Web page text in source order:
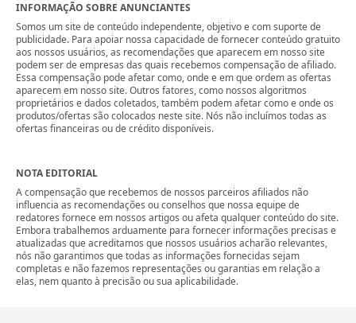
INFORMAÇÃO SOBRE ANUNCIANTES
Somos um site de conteúdo independente, objetivo e com suporte de
publicidade. Para apoiar nossa capacidade de fornecer conteúdo gratuito
aos nossos usuários, as recomendações que aparecem em nosso site
podem ser de empresas das quais recebemos compensação de afiliado.
Essa compensação pode afetar como, onde e em que ordem as ofertas
aparecem em nosso site. Outros fatores, como nossos algoritmos
proprietários e dados coletados, também podem afetar como e onde os
produtos/ofertas são colocados neste site. Nós não incluímos todas as
ofertas financeiras ou de crédito disponíveis.
NOTA EDITORIAL
A compensação que recebemos de nossos parceiros afiliados não
influencia as recomendações ou conselhos que nossa equipe de
redatores fornece em nossos artigos ou afeta qualquer conteúdo do site.
Embora trabalhemos arduamente para fornecer informações precisas e
atualizadas que acreditamos que nossos usuários acharão relevantes,
nós não garantimos que todas as informações fornecidas sejam
completas e não fazemos representações ou garantias em relação a
elas, nem quanto à precisão ou sua aplicabilidade.